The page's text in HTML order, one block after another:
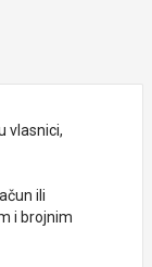
vlasnici,
ili
i brojnim